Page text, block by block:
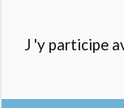
J 'y participe